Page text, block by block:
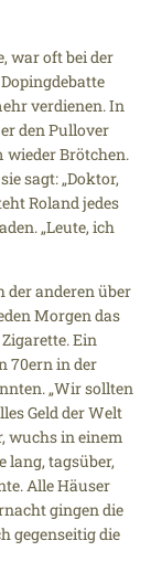
war oft bei der
verdienen. In
den Pullover
wieder Brötchen.
sagt: „Doktor,
Roland jedes
„Leute, ich
der anderen über
Morgen das
Ein
70ern in der
„Wir sollten
Geld der Welt
wuchs in einem
lang, tagsüber,
Alle Häuser
gingen die
gegenseitig die